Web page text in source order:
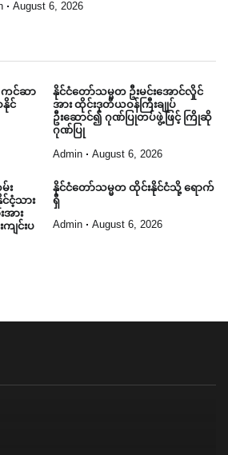
August 6, 2026
ကင်ဆာ
င်
နိုင်ငံတော်သမ္မတ ဦးမင်းအောင်လှိုင်
အား ထိုင်းဒုတိယဝန်ကြီးချုပ်
ဦးဆောင်၍ ဂုဏ်ပြုတပ်ဖွဲ့ဖြင့် ကြိုဆို
ဂုဏ်ပြု
Admin August 6, 2026
း
ငံ့သား
အား
ျင်းပ
နိုင်ငံတော်သမ္မတ ထိုင်းနိုင်ငံသို့ ရောက်
ရှိ
Admin August 6, 2026